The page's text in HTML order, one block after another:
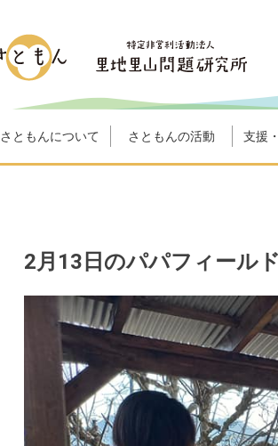
さともんについて さともんの活動 支援
2月13日のパパフィールド